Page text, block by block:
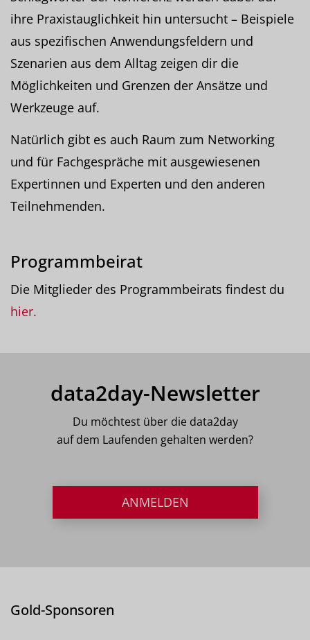
ihre Praxistauglichkeit hin untersucht – Beispiele
aus spezifischen Anwendungsfeldern und
Szenarien aus dem Alltag zeigen dir die
Möglichkeiten und Grenzen der Ansätze und
Werkzeuge auf.
Natürlich gibt es auch Raum zum Networking
und für Fachgespräche mit ausgewiesenen
Expertinnen und Experten und den anderen
Teilnehmenden.
Programmbeirat
Die Mitglieder des Programmbeirats findest du
hier.
data2day-Newsletter
Du möchtest über die data2day
auf dem Laufenden gehalten werden?
ANMELDEN
Gold-Sponsoren